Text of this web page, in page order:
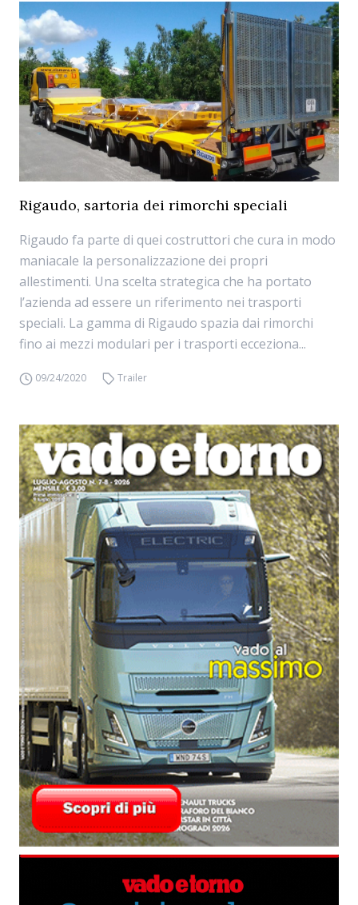
Rigaudo, sartoria dei rimorchi speciali
Rigaudo fa parte di quei costruttori che cura in modo
maniacale la personalizzazione dei propri
allestimenti. Una scelta strategica che ha portato
l’azienda ad essere un riferimento nei trasporti
speciali. La gamma di Rigaudo spazia dai rimorchi
fino ai mezzi modulari per i trasporti ecceziona...
09/24/2020 Trailer